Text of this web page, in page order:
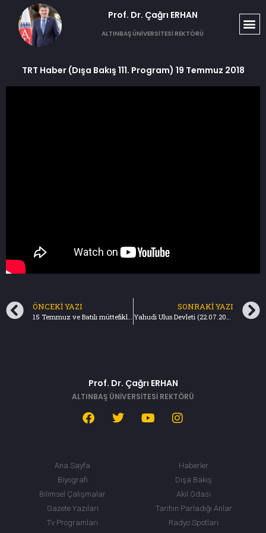
Prof. Dr. Çağrı ERHAN​
ALTINBAŞ ÜNİVERSİTESİ REKTÖRÜ
TRT Haber (Dışa Bakış 111. Program) 19 Temmuz 2018
ÖNCEKI YAZI
15 Temmuz ve Batılı müttefiklerimiz (15.07.2018) Türkiye Gazetesi
SONRAKI YAZI
Yahudi Ulus Devleti (22.07.2018) Türkiye Gazetesi
Prof. Dr. Çağrı ERHAN
ALTINBAŞ ÜNİVERSİTESİ REKTÖRÜ
Ana Sayfa
Biyografi
Bilimsel Çalışmalar
Gazete Yazıları
Tv Programları
Haberler
Dışa Bakış
Akıl Odası
Tarihin Parladığı Anlar
Radyo Spotları